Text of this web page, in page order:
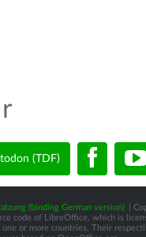
(TDF)
(binding German version)
|
code of LibreOffice, which is
or more countries. Their